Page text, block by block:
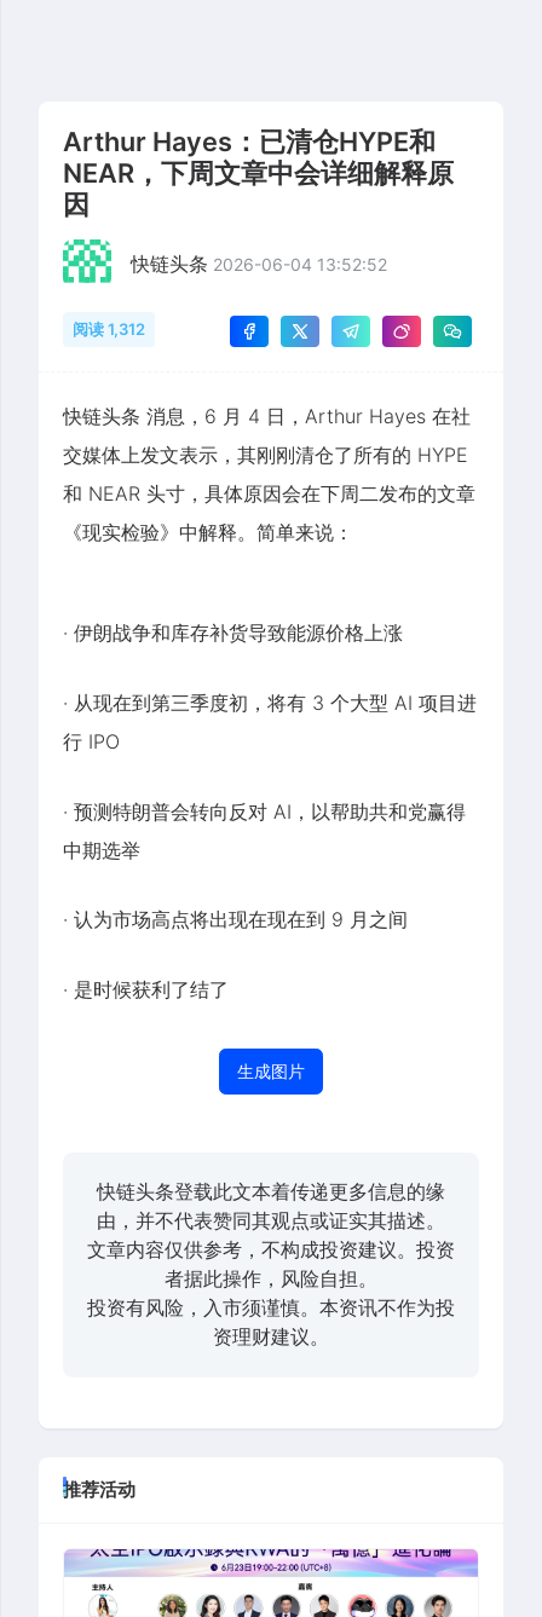
Arthur Hayes：已清仓HYPE和
NEAR，下周文章中会详细解释原
因
快链头条 2026-06-04 13:52:52
阅读 1,312
快链头条 消息，6 月 4 日，Arthur Hayes 在社
交媒体上发文表示，其刚刚清仓了所有的 HYPE
和 NEAR 头寸，具体原因会在下周二发布的文章
《现实检验》中解释。简单来说：
· 伊朗战争和库存补货导致能源价格上涨
· 从现在到第三季度初，将有 3 个大型 AI 项目进
行 IPO
· 预测特朗普会转向反对 AI，以帮助共和党赢得
中期选举
· 认为市场高点将出现在现在到 9 月之间
· 是时候获利了结了
生成图片
快链头条登载此文本着传递更多信息的缘
由，并不代表赞同其观点或证实其描述。
文章内容仅供参考，不构成投资建议。投资
者据此操作，风险自担。
投资有风险，入市须谨慎。本资讯不作为投
资理财建议。
推荐活动